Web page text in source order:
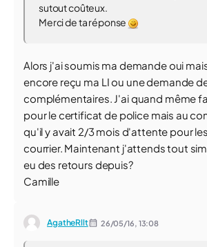
sutout coûteux.
Merci de ta réponse
Alors j'ai soumis ma demande oui
encore reçu ma LI ou une demande
complémentaires. J'ai quand même
pour le certificat de police mais au
qu'il y avait 2/3 mois d'attente pour
courrier. Maintenant j'attends tout
eu des retours depuis?
Camille
AgatheRllt 26/05/16, 13:08